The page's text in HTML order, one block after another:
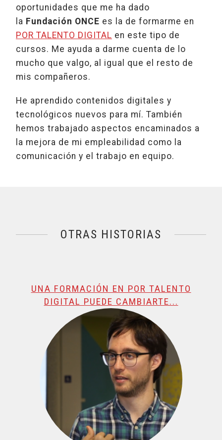
oportunidades que me ha dado
la Fundación ONCE es la de formarme en
POR TALENTO DIGITAL en este tipo de
cursos. Me ayuda a darme cuenta de lo
mucho que valgo, al igual que el resto de
mis compañeros.
He aprendido contenidos digitales y
tecnológicos nuevos para mí. También
hemos trabajado aspectos encaminados a
la mejora de mi empleabilidad como la
comunicación y el trabajo en equipo.
OTRAS HISTORIAS
@name, visualizando página 1 de 3
UNA FORMACIÓN EN POR TALENTO
DIGITAL PUEDE CAMBIARTE...